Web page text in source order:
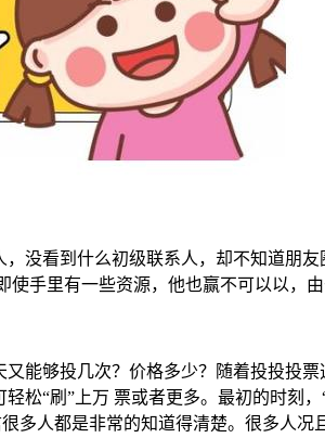
没看到什么初级联系人，却不知道朋
手里有一些资源，他也赢不可以以，
能够投几次？价格多少？随着投投投
松“刷”上万 票或者更多。最初的时刻
人都是非常的知道得清楚。很多人况